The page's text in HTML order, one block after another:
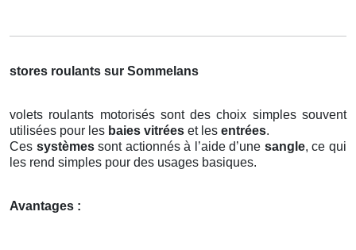
stores roulants sur Sommelans
volets roulants motorisés sont des choix simples souvent
utilisées pour les baies vitrées et les entrées.
Ces systèmessont actionnés à l’aide d’une sangle, ce qui
les rend simples pour des usages basiques.
Avantages :